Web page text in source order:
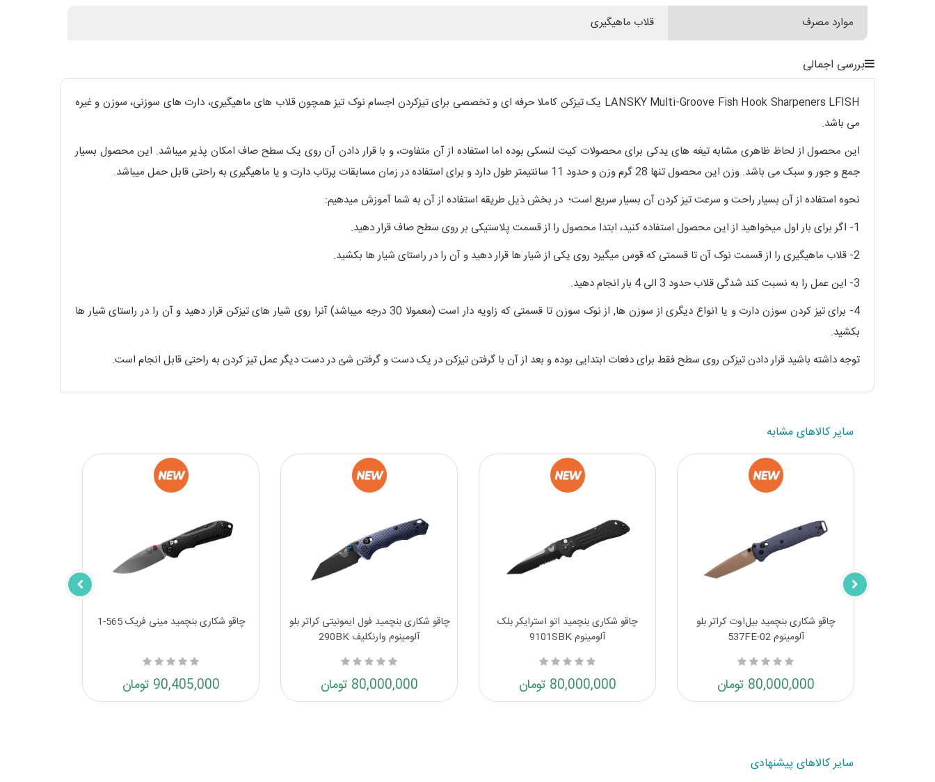
موارد مصرف قلاب ماهیگیری
بررسی اجمالی
LANSKY Multi-Groove Fish Hook Sharpeners LFISH یک تیزکن کاملا حرفه ای و تخصصی برای تیزکردن اجسام نوک تیز همچون قلاب های ماهیگیری، دارت های سوزنی، سوزن و غیره
می باشد.
این محصول از لحاظ ظاهری مشابه تیغه های یدکی برای محصولات کیت لنسکی بوده اما استفاده از آن متفاوت، و با قرار دادن آن روی یک سطح صاف امکان پذیر میباشد. این محصول بسیار
جمع و جور و سبک می باشد. وزن این محصول تنها 28 گرم وزن و حدود 11 سانتیمتر طول دارد و برای استفاده در زمان مسابقات پرتاب دارت و یا ماهیگیری به راحتی قابل حمل میباشد.
نحوه استفاده از آن بسیار راحت و سرعت تیز کردن آن بسیار سریع است؛ در بخش ذیل طریقه استفاده از آن به شما آموزش میدهیم:
1- اگر برای بار اول میخواهید از این محصول استفاده کنید، ابتدا محصول را از قسمت پلاستیکی بر روی سطح صاف قرار دهید.
2- قلاب ماهیگیری را از قسمت نوک آن تا قسمتی که قوس میگیرد روی یکی از شیار ها قرار دهید و آن را در راستای شیار ها بکشید.
3- این عمل را به نسبت کند شدگی قلاب حدود 3 الی 4 بار انجام دهید.
4- برای تیز کردن سوزن دارت و یا انواع دیگری از سوزن ها, از نوک سوزن تا قسمتی که زاویه دار است (معمولا 30 درجه میباشد) آنرا روی شیار های تیزکن قرار دهید و آن را در راستای شیار ها
بکشید.
توجه داشته باشید قرار دادن تیزکن روی سطح فقط برای دفعات ابتدایی بوده و بعد از آن با گرفتن تیزکن در یک دست و گرفتن شئ در دست دیگر عمل تیز کردن به راحتی قابل انجام است.
سایر کالاهای مشابه
چاقو شکاری بنچمید مینی فریک 565-1
90,405,000 تومان
چاقو شکاری بنچمید فول ایمونیتی کراتر بلو
آلومینوم وارنکلیف 290BK
80,000,000 تومان
چاقو شکاری بنچمید اتو استرایکر بلک
آلومینوم 9101SBK
80,000,000 تومان
چاقو شکاری بنچمید بیل‌اوت کراتر بلو
آلومینوم 537FE-02
80,000,000 تومان
سایر کالاهای پیشنهادی